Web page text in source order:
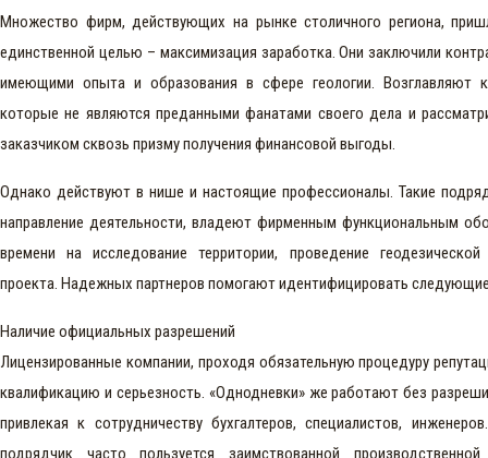
Множество фирм, действующих на рынке столичного региона,
единственной целью – максимизация заработка. Они заключили
имеющими опыта и образования в сфере геологии. Возглавляют
которые не являются преданными фанатами своего дела и
заказчиком сквозь призму получения финансовой выгоды.
Однако действуют в нише и настоящие профессионалы. Такие
направление деятельности, владеют фирменным функциональным
времени на исследование территории, проведение геодезической
проекта. Надежных партнеров помогают идентифицировать
Наличие официальных разрешений
Лицензированные компании, проходя обязательную процедуру
квалификацию и серьезность. «Однодневки» же работают без
привлекая к сотрудничеству бухгалтеров, специалистов,
подрядчик часто пользуется заимствованной